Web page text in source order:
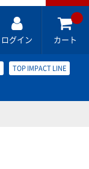
ログイン カート
TOP IMPACT LINE